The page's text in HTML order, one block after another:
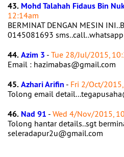
43. Mohd Talahah Fidaus Bin
12:14am
BERMINAT DENGAN MESIN
0145081693
44.Azim 3 - Tue 28/Jul/2015,
Email : hazimabas@gmail.com
45.Azhari Arifin - Fri 2/Oct/
Tolong email
46. Nad 91 - Wed 4/Nov/2015,
Tolong hantar details..sgt
seleradapur2u@gmail.com